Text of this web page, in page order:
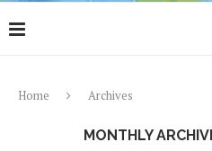
Home Archives
MONTHLY